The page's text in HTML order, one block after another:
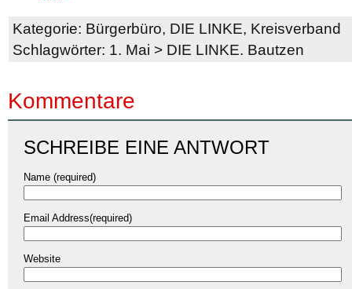
Kategorie: Bürgerbüro, DIE LINKE, Kreisverband
Schlagwörter: 1. Mai > DIE LINKE. Bautzen
Kommentare
SCHREIBE EINE ANTWORT
Name (required)
Email Address(required)
Website